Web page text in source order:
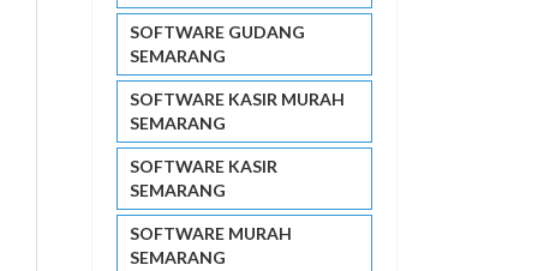
SOFTWARE GUDANG
SEMARANG
SOFTWARE KASIR MURAH
SEMARANG
SOFTWARE KASIR
SEMARANG
SOFTWARE MURAH
SEMARANG